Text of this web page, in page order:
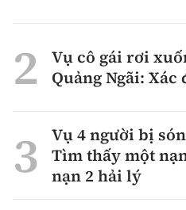
Vụ cô gái rơi
Quảng Ngãi:
Vụ 4 người bị
Tìm thấy một
nạn 2 hải lý